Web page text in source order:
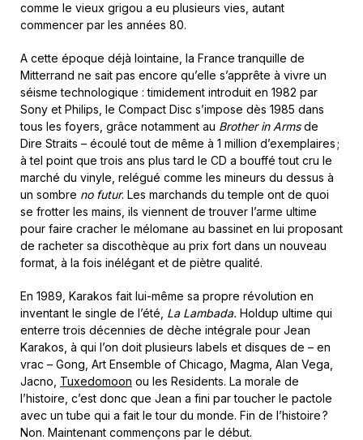
comme le vieux grigou a eu plusieurs vies, autant
commencer par les années 80.
A cette époque déjà lointaine, la France tranquille de
Mitterrand ne sait pas encore qu’elle s’apprête à vivre un
séisme technologique : timidement introduit en 1982 par
Sony et Philips, le Compact Disc s’impose dès 1985 dans
tous les foyers, grâce notamment au Brother in Armsde
Dire Straits – écoulé tout de même à 1 million d’exemplaires ;
à tel point que trois ans plus tard le CD a bouffé tout cru le
marché du vinyle, relégué comme les mineurs du dessus à
un sombre no futur. Les marchands du temple ont de quoi
se frotter les mains, ils viennent de trouver l’arme ultime
pour faire cracher le mélomane au bassinet en lui proposant
de racheter sa discothèque au prix fort dans un nouveau
format, à la fois inélégant et de piètre qualité.
En 1989, Karakos fait lui-même sa propre révolution en
inventant le single de l’été, La Lambada. Holdup ultime qui
enterre trois décennies de dèche intégrale pour Jean
Karakos, à qui l’on doit plusieurs labels et disques de – en
vrac – Gong, Art Ensemble of Chicago, Magma, Alan Vega,
Jacno, Tuxedomoon ou les Residents. La morale de
l’histoire, c’est donc que Jean a fini par toucher le pactole
avec un tube qui a fait le tour du monde. Fin de l’histoire ?
Non. Maintenant commençons par le début.